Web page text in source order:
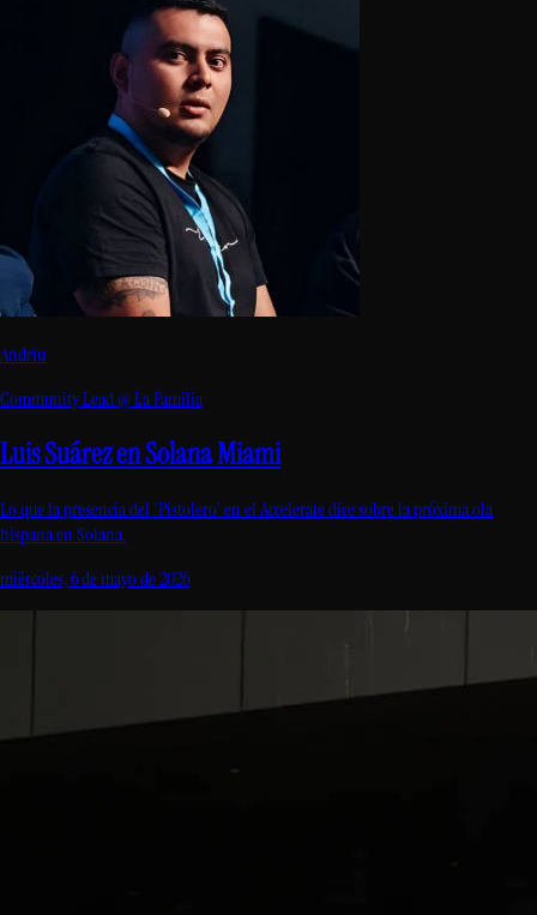
Andriu
Community Lead @ La Familia
Luis Suárez en Solana Miami
Lo que la presencia del 'Pistolero' en el Accelerate dice sobre la próxima ola
hispana en Solana.
miércoles, 6 de mayo de 2026